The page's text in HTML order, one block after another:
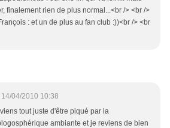
finalement rien de plus normal...<br /> <br />
: et un de plus au fan club :))<br /> <br
14/04/2010 10:38
tout juste d'être piqué par la
ambiante et je reviens de bien